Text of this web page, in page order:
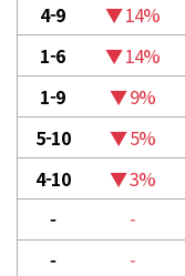
4-9
▼ 14%
1-6
▼ 14%
1-9
▼ 9%
5-10
▼ 5%
4-10
▼ 3%
-
-
-
-